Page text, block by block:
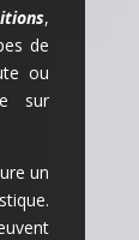
,
de
ou
sur
un